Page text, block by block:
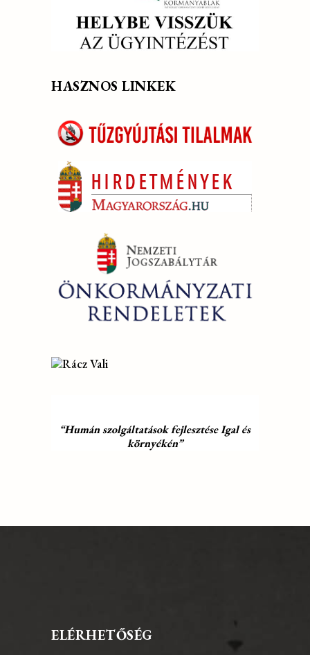
HASZNOS LINKEK
“Humán szolgáltatások fejlesztése Igal és
környékén”
ELÉRHETŐSÉG